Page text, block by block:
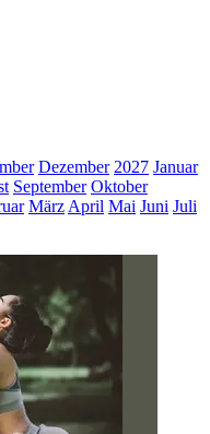
Dezember 2027 Januar
September Oktober
März April Mai Juni Juli